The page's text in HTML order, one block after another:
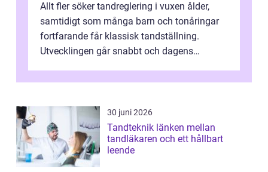
Allt fler söker tandreglering i vuxen ålder,
samtidigt som många barn och tonåringar
fortfarande får klassisk tandställning.
Utvecklingen går snabbt och dagens
30 juni 2026
Tandteknik länken mellan
tandläkaren och ett hållbart
leende